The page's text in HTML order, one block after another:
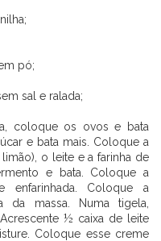
pó;
sal e ralada;
coloque os ovos e bata
e bata mais. Coloque a
o leite e a farinha de
e bata. Coloque a
enfarinhada. Coloque a
massa. Numa tigela,
½ caixa de leite
Coloque esse creme